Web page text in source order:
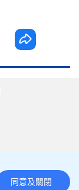
同意及關閉